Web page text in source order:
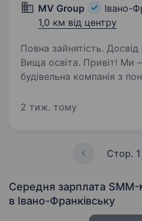
MV Group
Івано-
1,0 км від центру
Повна зайнятість.
Вища освіта. Привіт! Ми — MV Group,
будівельна компанія з
простори «під ключ».
2 тиж. тому
Стор.
Середня зарплата
в Івано-Франківську